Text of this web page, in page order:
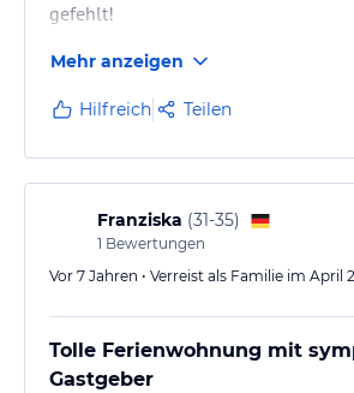
gefehlt!
Mehr anzeigen
Hilfreich Teilen
Franziska (31-35)
1 Bewertungen
Vor 7 Jahren • Verreist als Familie im April
Tolle Ferienwohnung mit
Gastgeber